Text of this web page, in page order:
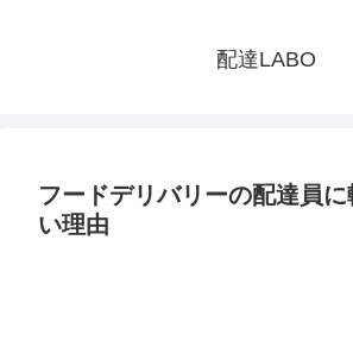
配達LABO
フードデリバリーの配達員
い理由